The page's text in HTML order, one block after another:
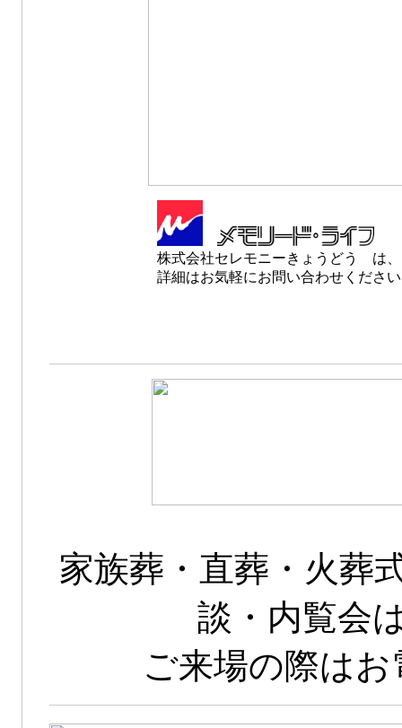
株式会社セレモニーきょうどう は
詳細はお気軽にお問い合わせくださ
家族葬・直葬・火葬
談・内覧会
ご来場の際は